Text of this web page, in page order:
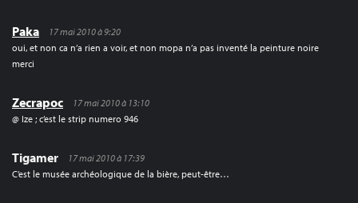
Paka
17 mai 2010 à 9:20
oui, et non ca n’a rien a voir, et non mopa n’a pas inventé la peinture noire
merci
Zecrapoc
17 mai 2010 à 13:10
@ Ize ; c’est le strip numero 946
Tigamer
17 mai 2010 à 17:39
C’est le musée archéologique de la bière, peut-être…